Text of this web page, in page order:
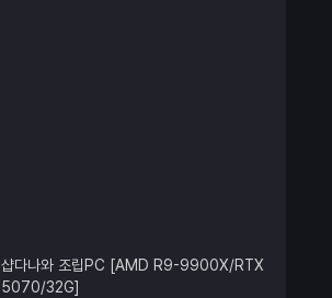
샵다나와 조립PC [AMD R9-9900X/RTX
5070/32G]